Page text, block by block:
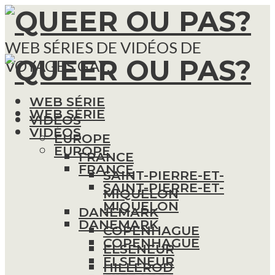
WEB SÉRIES DE VIDÉOS DE
VOYAGES GAY.
WEB SÉRIE
VIDÉOS
EUROPE
FRANCE
SAINT-PIERRE-ET-
MIQUELON
DANEMARK
COPENHAGUE
ELSENEUR
HILLEROD
WEB SÉRIE
VIDÉOS
EUROPE
FRANCE
SAINT-PIERRE-ET-
MIQUELON
DANEMARK
COPENHAGUE
ELSENEUR